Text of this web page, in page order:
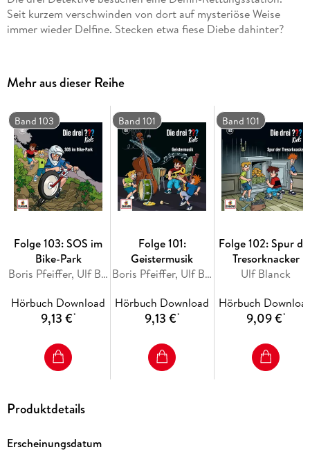
Seit kurzem verschwinden von dort auf mysteriöse Weise
immer wieder Delfine. Stecken etwa fiese Diebe dahinter?
Mehr aus dieser Reihe
Band 103
Folge 103: SOS im
Bike-Park
Boris Pfeiffer, Ulf Blanck
Hörbuch Download
9,13 €*
Band 101
Folge 101:
Geistermusik
Boris Pfeiffer, Ulf Blanck
Hörbuch Download
9,13 €*
Band 101
Folge 102: Spur
Tresorknacker
Ulf Blanck
Hörbuch
9,09 €*
Produktdetails
Erscheinungsdatum